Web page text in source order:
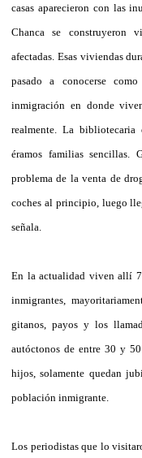
casas aparecieron con las
Chanca se construyeron
afectadas. Esas viviendas
pasado a conocerse
inmigración en donde
realmente. La
éramos familias sencillas.
problema de la venta de
coches al principio, luego
señala.
En la actualidad viven allí
inmigrantes,
gitanos, payos y los
autóctonos de entre 30 y
hijos, solamente quedan
población inmigrante.
Los periodistas que lo